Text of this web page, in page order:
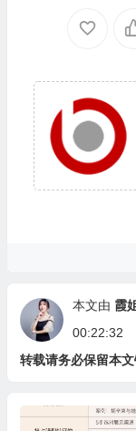
本文由 霞
00:22:32
转载请务必保留本文